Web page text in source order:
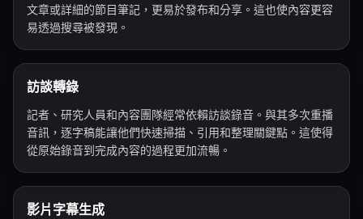
文章或詳細的節目筆記，更易於發布和分享。這也使內容更容
易透過搜尋被發現。
訪談轉錄
記者、研究人員和內容團隊經常依賴訪談錄音。與其多次重播
音訊，逐字稿能讓他們快速掃描、引用和整理關鍵點。這使得
從原始錄音到完成內容的過程更加流暢。
影片字幕生成